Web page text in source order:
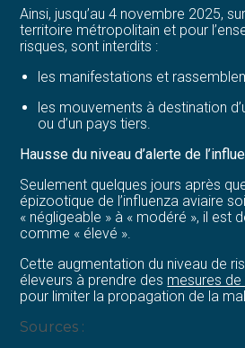
Ainsi, jusqu’au 4 novembre 2025,
territoire métropolitain et pour
risques, sont interdits :
les manifestations et
les mouvements à destination
ou d’un pays tiers.
Hausse du niveau d’alerte de
Seulement quelques jours après
épizootique de l’influenza aviaire
« négligeable » à « modéré », il est
comme « élevé ».
Cette augmentation du niveau de
éleveurs à prendre des mesures
pour limiter la propagation de la
Sources :